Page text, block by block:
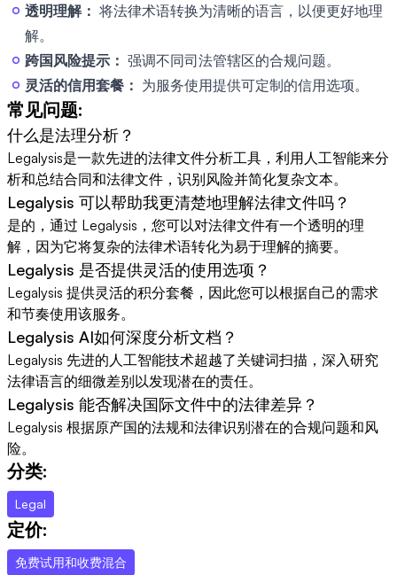
透明理解： 将法律术语转换为清晰的语言，以便更好地理
解。
跨国风险提示： 强调不同司法管辖区的合规问题。
灵活的信用套餐： 为服务使用提供可定制的信用选项。
常见问题:
什么是法理分析？
Legalysis是一款先进的法律文件分析工具，利用人工智能来分
析和总结合同和法律文件，识别风险并简化复杂文本。
Legalysis 可以帮助我更清楚地理解法律文件吗？
是的，通过 Legalysis，您可以对法律文件有一个透明的理
解，因为它将复杂的法律术语转化为易于理解的摘要。
Legalysis 是否提供灵活的使用选项？
Legalysis 提供灵活的积分套餐，因此您可以根据自己的需求
和节奏使用该服务。
Legalysis AI如何深度分析文档？
Legalysis 先进的人工智能技术超越了关键词扫描，深入研究
法律语言的细微差别以发现潜在的责任。
Legalysis 能否解决国际文件中的法律差异？
Legalysis 根据原产国的法规和法律识别潜在的合规问题和风
险。
分类:
Legal
定价:
免费试用和收费混合